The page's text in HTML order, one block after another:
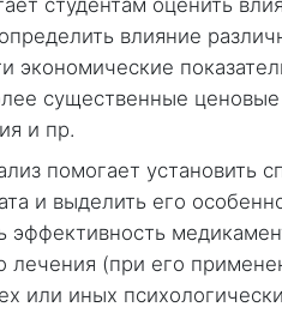
студентам оценить
влияние
экономические
существенные ценовые
и пр.
помогает установить
и выделить его
эффективность
лечения (при его
или иных